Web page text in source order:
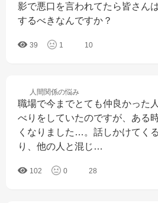
影で悪口を言われてたら皆さん
するべきなんですか？
39 1 10
人間関係の悩み
職場で今までとても仲良かった
べりをしていたのですが、ある
くなりました…。話しかけてく
り、他の人と混じ…
102 0 28